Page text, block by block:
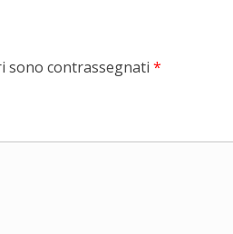
sono contrassegnati *